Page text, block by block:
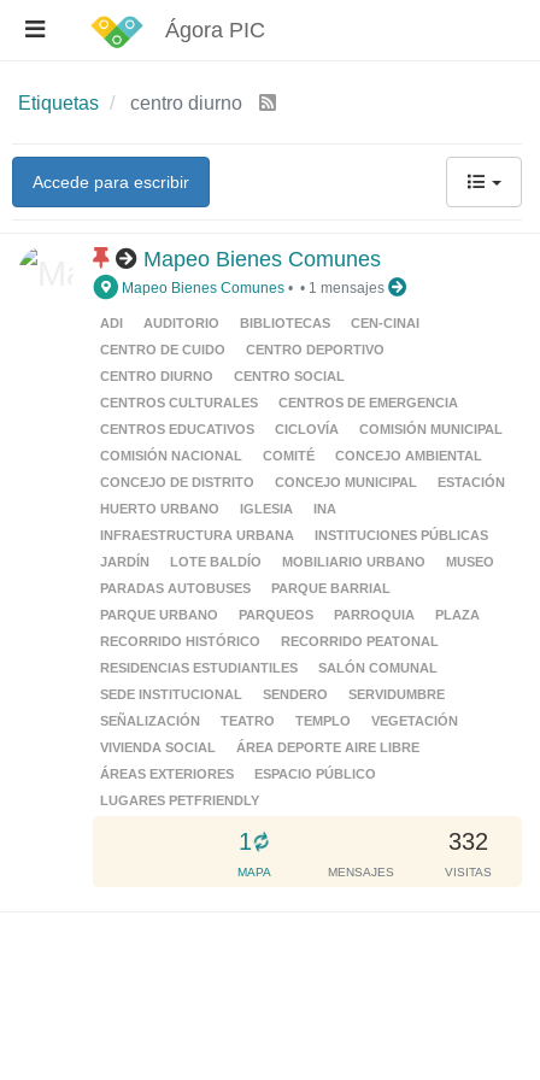
Ágora PIC
Etiquetas centro diurno
Accede para escribir
Mapeo Bienes Comunes
Mapeo Bienes Comunes •
ADI AUDITORIO BIBLIOTECAS
CEN-CINAI
CENTRO DE CUIDO
CENTRO DEPORTIVO
CENTRO DIURNO
CENTRO SOCIAL
CENTROS CULTURALES
CENTROS DE EMERGENCIA
CENTROS EDUCATIVOS
CICLOVÍA
COMISIÓN MUNICIPAL
COMISIÓN NACIONAL
COMITÉ
CONCEJO AMBIENTAL
CONCEJO DE DISTRITO
CONCEJO MUNICIPAL
ESTACIÓN
HUERTO URBANO
IGLESIA
INA
INFRAESTRUCTURA URBANA
INSTITUCIONES PÚBLICAS
JARDÍN
LOTE BALDÍO MOBILIARIO URBANO
MUSEO
PARADAS AUTOBUSES
PARQUE BARRIAL
PARQUE URBANO
PARQUEOS PARROQUIA
PLAZA
RECORRIDO HISTÓRICO
RECORRIDO PEATONAL
RESIDENCIAS ESTUDIANTILES
SALÓN COMUNAL
SEDE INSTITUCIONAL
SENDERO
SERVIDUMBRE
SEÑALIZACIÓN
TEATRO TEMPLO
VEGETACIÓN
VIVIENDA SOCIAL
ÁREA DEPORTE AIRE LIBRE
ÁREAS EXTERIORES
ESPACIO PÚBLICO
LUGARES PETFRIENDLY
1
L
o
a
MAPA MENSAJES
332
VISITAS
• 1 mensajes